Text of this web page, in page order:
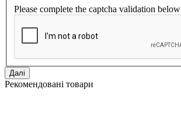
Please complete the captcha validation below
Далі
Рекомендовані товари